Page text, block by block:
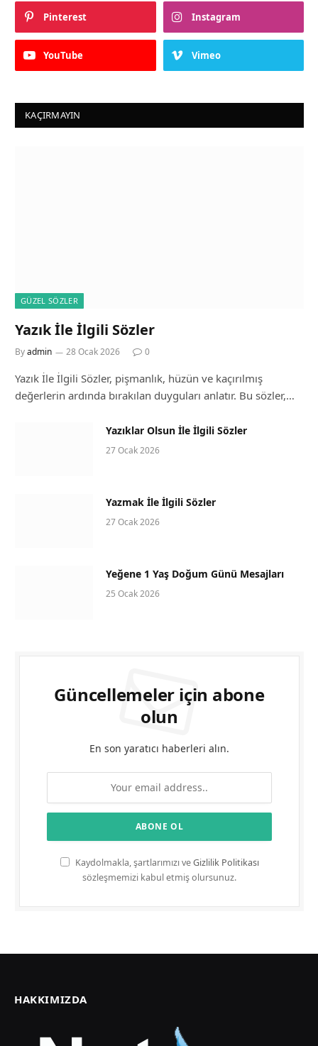
Pinterest Instagram
YouTube Vimeo
KAÇIRMAYIN
GÜZEL SÖZLER
Yazık İle İlgili Sözler
Byadmin 28 Ocak 2026 0
Yazık İle İlgili Sözler, pişmanlık, hüzün ve kaçırılmış
değerlerin ardında bırakılan duyguları anlatır. Bu sözler,…
Yazıklar Olsun İle İlgili Sözler
27 Ocak 2026
Yazmak İle İlgili Sözler
27 Ocak 2026
Yeğene 1 Yaş Doğum Günü Mesajları
25 Ocak 2026
Güncellemeler için abone
olun
En son yaratıcı haberleri alın.
Kaydolmakla, şartlarımızı veGizlilik Politikası
sözleşmemizi kabul etmiş olursunuz.
HAKKIMIZDA